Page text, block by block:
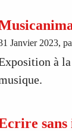
Janvier 2023,
à
sans